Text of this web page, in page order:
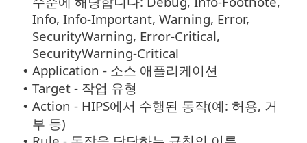
Info, Info-Important, Warning, Error,
SecurityWarning, Error-Critical,
SecurityWarning-Critical
• Application - 소스 애플리케이션
• Target - 작업 유형
• Action - HIPS에서 수행된 동작(예: 허용, 거
부 등)